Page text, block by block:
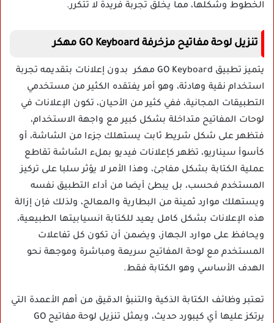
الخطوط وشكلها، مما يخلق تجربة فريدة لا تتكرر.
تنزيل لوحة مفاتيح مزخرفة GO Keyboard مهكر
يتميز تطبيق GO Keyboard مهكر بدون إعلانات بتقديمه تجربة
استخدام نقية وهادئة، وهو أمر يفتقده الكثير من مستخدمي
التطبيقات المجانية، ففي كثير من الأحيان، تكون الإعلانات في
لوحات المفاتيح متداخلة بشكل كبير مع واجهة الاستخدام،
فتظهر على شكل شريط ثابت يستهلك جزءا من الشاشة، أو
كأسوأ سيناريو، تظهر كإعلانات فيديو بملء الشاشة تقاطع
عملية الكتابة بشكل مفاجئ، وهذا الأمر لا يؤثر سلبا على تركيز
المستخدم فحسب، بل يبطئ أيضا من أداء التطبيق نفسه
ويستهلك موارد ثمينة من البطارية والمعالج، ولذلك فإن إزالة
هذه الإعلانات بشكل كامل يعيد للكتابة انسيابيتها الطبيعية،
ويحافظ على موارد الجهاز، ويضمن أن تكون كل تفاعلات
المستخدم مع لوحة المفاتيح سريعة ومباشرة وموجهة نحو
الهدف الأساسي وهو الكتابة فقط.
تعتبر وظائف الكتابة الذكية والتنبؤ الدقيق من أهم الأعمدة التي
يرتكز عليها أي كيبورد حديث، ويمثل تنزيل لوحة مفاتيح GO